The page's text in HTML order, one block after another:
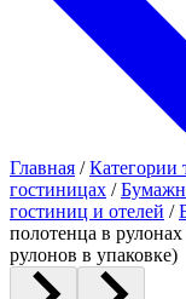
Главная / Категории
гостиницах /
гостиниц и отелей /
полотенца в
рулонов в упаковке)